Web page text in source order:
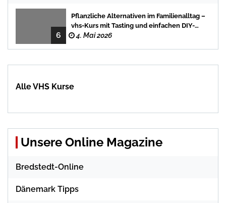
6
Pflanzliche Alternativen im Familienalltag –
vhs-Kurs mit Tasting und einfachen DIY-
Rezepten
4. Mai 2026
Alle VHS Kurse
Unsere Online Magazine
Bredstedt-Online
Dänemark Tipps